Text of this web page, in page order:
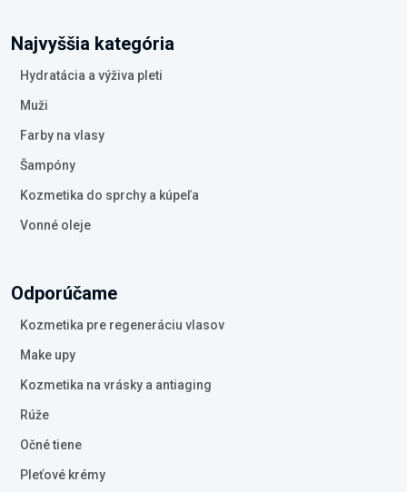
Najvyššia kategória
Hydratácia a výživa pleti
Muži
Farby na vlasy
Šampóny
Kozmetika do sprchy a kúpeľa
Vonné oleje
Odporúčame
Kozmetika pre regeneráciu vlasov
Make upy
Kozmetika na vrásky a antiaging
Rúže
Očné tiene
Pleťové krémy